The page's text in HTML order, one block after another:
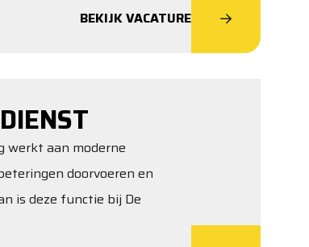
BEKIJK VACATURE
werkt aan moderne
doorvoeren en
is deze functie bij De